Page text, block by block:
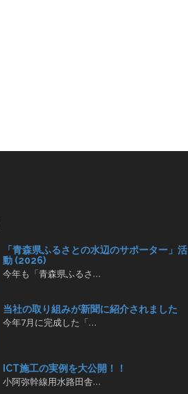
「青森県ふるさとの水辺のサポーター」活
動 (2026)
今年も「青森県ふるさ…
当社の取り組みが新聞に紹介されました
今年7月に完成した「…
ICT施工の実例を大公開！！
小阿弥幹線用水路田舎…